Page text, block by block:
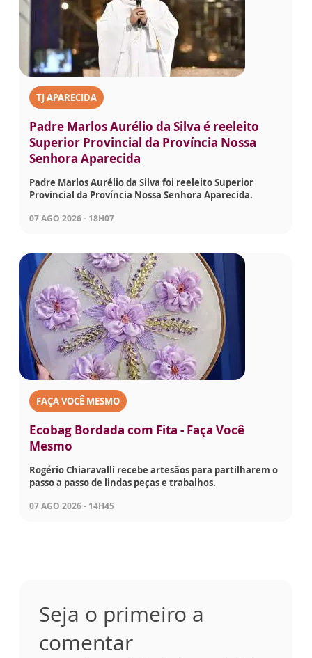
TJ APARECIDA
Padre Marlos Aurélio da Silva é reeleito
Superior Provincial da Província Nossa
Senhora Aparecida
Padre Marlos Aurélio da Silva foi reeleito Superior
Provincial da Província Nossa Senhora Aparecida.
07 AGO 2026 - 18H07
FAÇA VOCÊ MESMO
Ecobag Bordada com Fita - Faça Você
Mesmo
Rogério Chiaravalli recebe artesãos para partilharem o
passo a passo de lindas peças e trabalhos.
07 AGO 2026 - 14H45
Seja o primeiro a
comentar